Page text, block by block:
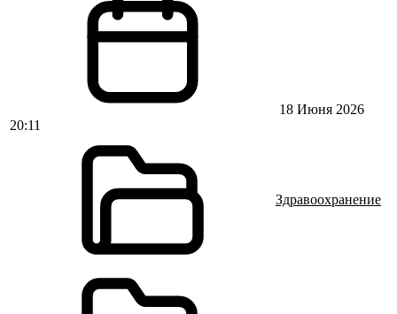
18 Июня 2026
20:11
Здравоохранение